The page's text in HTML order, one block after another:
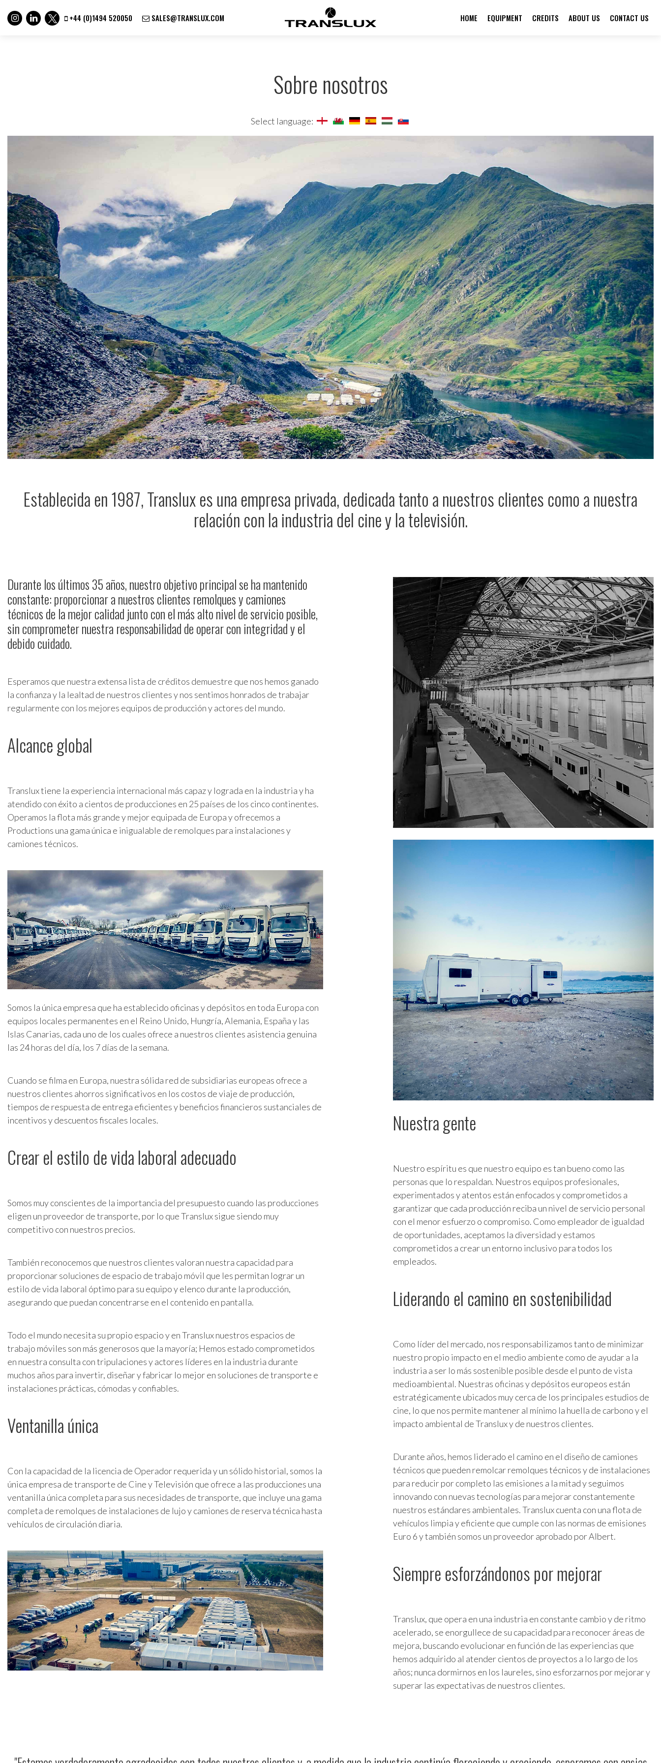
+44 (0)1494 520050 SALES@TRANSLUX.COM HOME EQUIPMENT CREDITS ABOUT US CONTACT US
Sobre nosotros
Select language:
Establecida en 1987, Translux es una empresa privada, dedicada tanto a nuestros clientes como a nuestra
relación con la industria del cine y la televisión.
Durante los últimos 35 años, nuestro objetivo principal se ha mantenido
constante: proporcionar a nuestros clientes remolques y camiones
técnicos de la mejor calidad junto con el más alto nivel de servicio posible,
sin comprometer nuestra responsabilidad de operar con integridad y el
debido cuidado.
Esperamos que nuestra extensa lista de créditos demuestre que nos hemos ganado
la confianza y la lealtad de nuestros clientes y nos sentimos honrados de trabajar
regularmente con los mejores equipos de producción y actores del mundo.
Alcance global
Translux tiene la experiencia internacional más capaz y lograda en la industria y ha
atendido con éxito a cientos de producciones en 25 países de los cinco continentes.
Operamos la flota más grande y mejor equipada de Europa y ofrecemos a
Productions una gama única e inigualable de remolques para instalaciones y
camiones técnicos.
Somos la única empresa que ha establecido oficinas y depósitos en toda Europa con
equipos locales permanentes en el Reino Unido, Hungría, Alemania, España y las
Islas Canarias, cada uno de los cuales ofrece a nuestros clientes asistencia genuina
las 24 horas del día, los 7 días de la semana.
Cuando se filma en Europa, nuestra sólida red de subsidiarias europeas ofrece a
nuestros clientes ahorros significativos en los costos de viaje de producción,
tiempos de respuesta de entrega eficientes y beneficios financieros sustanciales de
incentivos y descuentos fiscales locales.
Crear el estilo de vida laboral adecuado
Somos muy conscientes de la importancia del presupuesto cuando las producciones
eligen un proveedor de transporte, por lo que Translux sigue siendo muy
competitivo con nuestros precios.
También reconocemos que nuestros clientes valoran nuestra capacidad para
proporcionar soluciones de espacio de trabajo móvil que les permitan lograr un
estilo de vida laboral óptimo para su equipo y elenco durante la producción,
asegurando que puedan concentrarse en el contenido en pantalla.
Todo el mundo necesita su propio espacio y en Translux nuestros espacios de
trabajo móviles son más generosos que la mayoría; Hemos estado comprometidos
en nuestra consulta con tripulaciones y actores líderes en la industria durante
muchos años para invertir, diseñar y fabricar lo mejor en soluciones de transporte e
instalaciones prácticas, cómodas y confiables.
Ventanilla única
Con la capacidad de la licencia de Operador requerida y un sólido historial, somos la
única empresa de transporte de Cine y Televisión que ofrece a las producciones una
ventanilla única completa para sus necesidades de transporte, que incluye una gama
completa de remolques de instalaciones de lujo y camiones de reserva técnica hasta
vehículos de circulación diaria.
Nuestra gente
Nuestro espíritu es que nuestro equipo es tan bueno como las
personas que lo respaldan. Nuestros equipos profesionales,
experimentados y atentos están enfocados y comprometidos a
garantizar que cada producción reciba un nivel de servicio personal
con el menor esfuerzo o compromiso. Como empleador de igualdad
de oportunidades, aceptamos la diversidad y estamos
comprometidos a crear un entorno inclusivo para todos los
empleados.
Liderando el camino en sostenibilidad
Como líder del mercado, nos responsabilizamos tanto de minimizar
nuestro propio impacto en el medio ambiente como de ayudar a la
industria a ser lo más sostenible posible desde el punto de vista
medioambiental. Nuestras oficinas y depósitos europeos están
estratégicamente ubicados muy cerca de los principales estudios de
cine, lo que nos permite mantener al mínimo la huella de carbono y el
impacto ambiental de Translux y de nuestros clientes.
Durante años, hemos liderado el camino en el diseño de camiones
técnicos que pueden remolcar remolques técnicos y de instalaciones
para reducir por completo las emisiones a la mitad y seguimos
innovando con nuevas tecnologías para mejorar constantemente
nuestros estándares ambientales. Translux cuenta con una flota de
vehículos limpia y eficiente que cumple con las normas de emisiones
Euro 6 y también somos un proveedor aprobado por Albert.
Siempre esforzándonos por mejorar
Translux, que opera en una industria en constante cambio y de ritmo
acelerado, se enorgullece de su capacidad para reconocer áreas de
mejora, buscando evolucionar en función de las experiencias que
hemos adquirido al atender cientos de proyectos a lo largo de los
años; nunca dormirnos en los laureles, sino esforzarnos por mejorar y
superar las expectativas de nuestros clientes.